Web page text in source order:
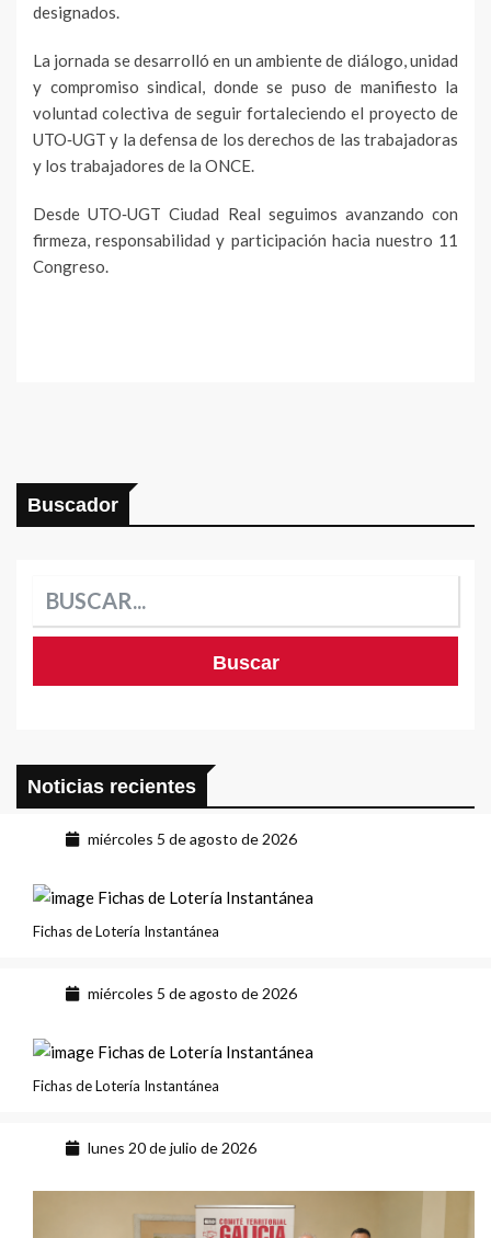
designados.
La jornada se desarrolló en un ambiente de diálogo, unidad
y compromiso sindical, donde se puso de manifiesto la
voluntad colectiva de seguir fortaleciendo el proyecto de
UTO‑UGT y la defensa de los derechos de las trabajadoras
y los trabajadores de la ONCE.
Desde UTO‑UGT Ciudad Real seguimos avanzando con
firmeza, responsabilidad y participación hacia nuestro 11
Congreso.
Buscador
Noticias recientes
miércoles 5 de agosto de 2026
Fichas de Lotería Instantánea
miércoles 5 de agosto de 2026
Fichas de Lotería Instantánea
lunes 20 de julio de 2026